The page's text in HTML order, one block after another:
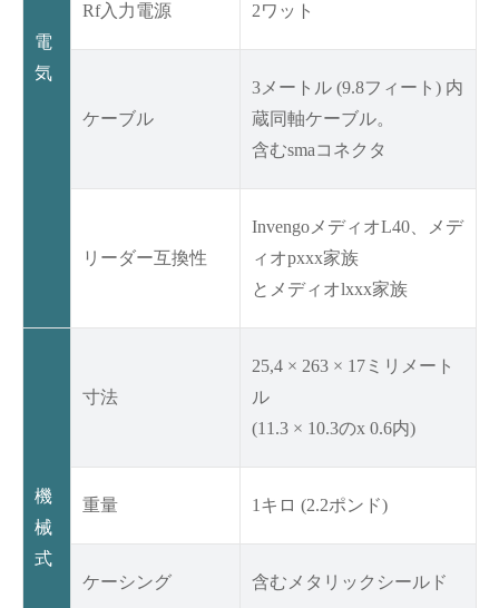
電
気
Rf入力電源 2ワット
ケーブル
3メートル (9.8フィート) 内
蔵同軸ケーブル。
含むsmaコネクタ
リーダー互換性
InvengoメディオL40、メデ
ィオpxxx家族
とメディオlxxx家族
機
械
式
寸法
25,4 × 263 × 17ミリメート
ル
(11.3 × 10.3のx 0.6内)
重量 1キロ (2.2ポンド)
ケーシング 含むメタリックシールド